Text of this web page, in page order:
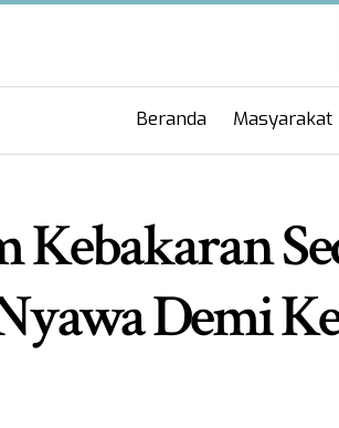
Beranda Masyarakat
Kebakaran
Demi